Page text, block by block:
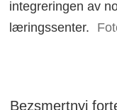
integreringen av
læringssenter.
Bezsmertnyi